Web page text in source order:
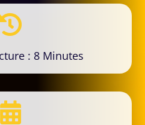
: 8 Minutes
